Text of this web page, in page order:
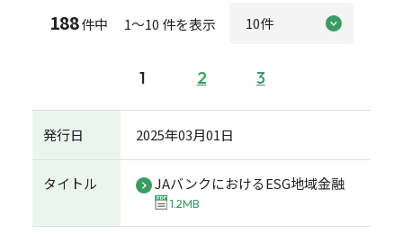
188件中 1～10 件を表示
1 2 3
発行日 2025年03月01日
タイトル JAバンクにおけるESG地域金融
1.2MB